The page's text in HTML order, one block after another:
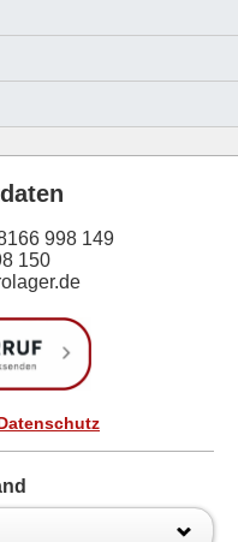
998 149
150